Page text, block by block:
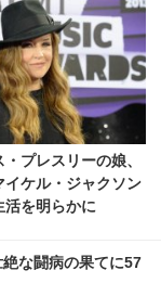
プレスリーの娘、
イケル・ジャクソン
活を明らかに
な闘病の果てに57